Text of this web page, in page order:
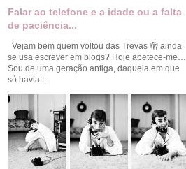
Falar ao telefone e a idade ou a falta
de paciência...
Vejam bem quem voltou das Trevas 🫣 ainda
se usa escrever em blogs? Hoje apetece-me…
Sou de uma geração antiga, daquela em que
só havia t...